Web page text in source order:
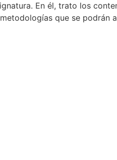
En él, trato los
que se podrán